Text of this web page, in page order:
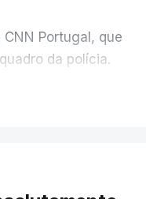
Portugal, que
da polícia.